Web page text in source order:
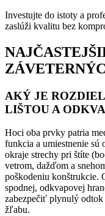
Investujte do istoty a
zaslúži kvalitu bez
AKÝ JE
LIŠTOU A
Hoci oba prvky patria
funkcia a umiestnenie sú
okraje strechy pri štíte
vetrom, dažďom a
poškodeniu konštrukcie.
spodnej, odkvapovej
zabezpečiť plynulý
žľabu.